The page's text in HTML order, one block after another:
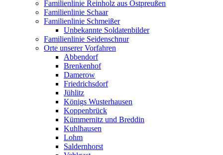
Familienlinie Reinholz aus Ostpreußen
Familienlinie Schaar
Familienlinie Schmeißer
Unbekannte Soldatenbilder
Familienlinie Seidenschnur
Orte unserer Vorfahren
Abbendorf
Brenkenhof
Damerow
Friedrichsdorf
Jühlitz
Königs Wusterhausen
Koppenbrück
Kümmernitz und Breddin
Kuhlhausen
Lohm
Saldernhorst